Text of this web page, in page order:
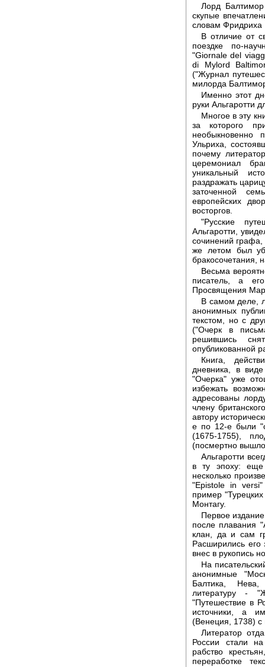
Лорд
скупые
словам Фридриха
В отличие от
поездке по-
"Giornale del
di Mylord
("Журнал
милорда
Именно этот
руки Альгаротти
Многое в эту
за которого
Ульриха,
почему
церемониал
уникальный
раздражать
заточенной
европейских
восторгов.
"Русские
Альгаротти,
сочинений графа,
же летом был
бракосочетания,
Весьма
писатель, а
Просвящения
В самом деле,
анонимных
текстом, но с
("Очерк в
решившись
опубликованной
Книга,
дневника, в
"Очерка" уже
избежать
адресованы
члену
автору
е по 12-е были
(1675-1755),
(посмертно
Альгаротти
в ту эпоху:
несколько
"Epistole in
пример
Монтагу.
Первое
после плавания
клан, да и сам
Расширились
внес в рукопись
На
анонимные
Балтика, Нева,
литературу -
"Путешествие в
источники, а
(Венеция, 1738) с
Литератор
России стали
рабство
переработке